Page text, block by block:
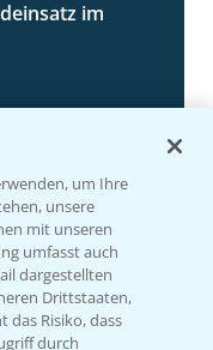
im
um Ihre
unsere
mit unseren
umfasst auch
dargestellten
Drittstaaten,
das Risiko, dass
durch